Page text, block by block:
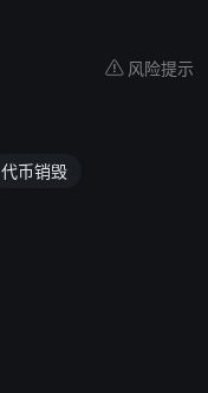
风险提示
代币销毁